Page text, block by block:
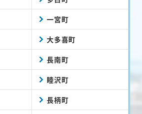
一宮町
大多喜町
長南町
睦沢町
長柄町